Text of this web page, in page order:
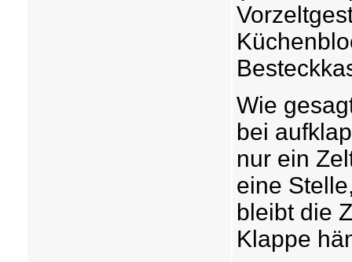
Wie
bei
nur ein
eine
bleibt die
Klappe